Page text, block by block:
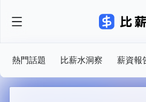
熱門話題 比薪水洞察 薪資報